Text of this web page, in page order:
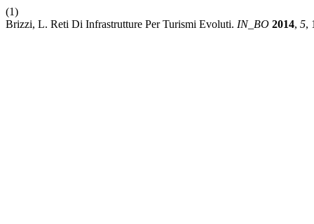
(1)
Brizzi, L. Reti Di Infrastrutture Per Turismi Evoluti. IN_BO 2014, 5,